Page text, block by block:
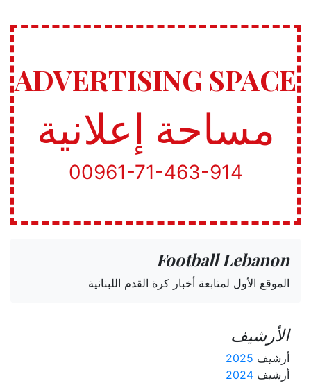
ADVERTISING SPACE
مساحة إعلانية
00961-71-463-914
Football Lebanon
الموقع الأول لمتابعة أخبار كرة القدم اللبنانية
الأرشيف
أرشيف 2025
أرشيف 2024